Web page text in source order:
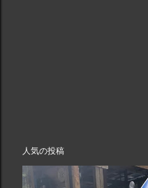
人気の投稿